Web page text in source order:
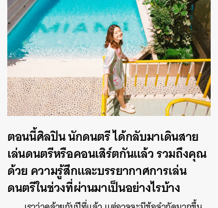
ตอนนี้ศิลปิน นักดนตรี ได้กลับมาเดินสาย
เล่นดนตรีหรือคอนเสิร์ตกันแล้ว รวมถึงคุณ
ด้วย ความรู้สึกและบรรยากาศการเล่น
ดนตรีในช่วงที่ผ่านมาเป็นอย่างไรบ้าง